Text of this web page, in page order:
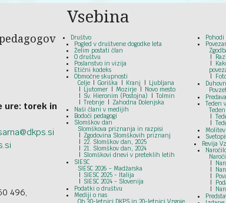
ure: torek in
496,
Vsebina
Društvo
Pogled v društvene dogodke leta
Želim postati član
O društvu
Poslanstvo in vizija
Etični kodeks
Območne skupnosti
Celje
Goriška Kranj
Ljubljana
Ljutomer
Mozirje
Novo mesto
Sv. Hieronim (Postojna)
Tolmin
Trebnje
Zahodna Dolenjska
Naši člani v medijih
Bodoči pedagogi
Slomškov dan
Slomškova priznanja in razpisi
Zgodovina Slomškovih priznanj
22. Slomškov dan, 2025
21. Slomškov dan, 2024
Slomškovi dnevi v preteklih letih
SIESC
SIESC 2026 - Madžarska
SIESC 2025 - Italija
SIESC 2024 - Slovenija
Podatki o društvu
Mediji o nas
Ob 30-letnici DKPS in 20-letnici Vzgoje
Teden
Revija